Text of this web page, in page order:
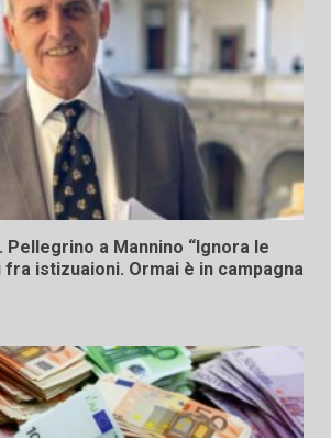
Pellegrino a Mannino “Ignora le
fra istizuaioni. Ormai è in campagna